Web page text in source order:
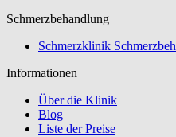
Schmerzbehandlung
Schmerzklinik
Informationen
Über die Klinik
Blog
Liste der Preise